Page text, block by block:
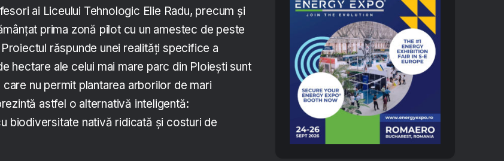
ai Liceului Tehnologic Elie Radu, precum și
prima zonă pilot cu un amestec de peste
răspunde unei realități specifice a
hectare ale celui mai mare parc din Ploiești sunt
nu permit plantarea arborilor de mari
astfel o alternativă inteligentă:
biodiversitate nativă ridicată și costuri de